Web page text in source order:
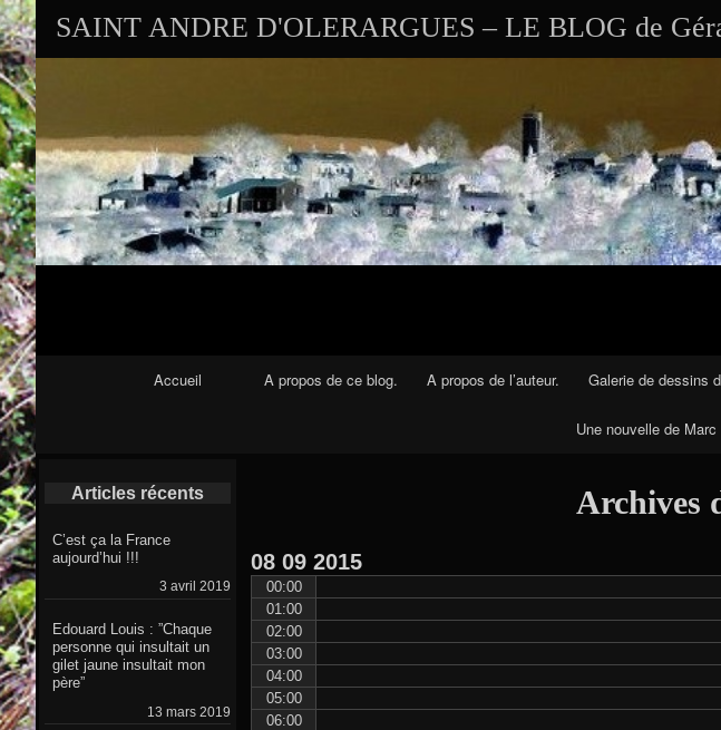
SAINT ANDRE D'OLERARGUES – LE BLOG de
Navigation Principale
Accueil A propos de ce blog. A propos de l’auteur. Galerie de dessins
Une nouvelle de
Archives
08 09 2015
00:00
01:00
02:00
03:00
04:00
05:00
06:00
Articles récents
C’est ça la France
aujourd’hui !!!
3 avril 2019
Edouard Louis : ”Chaque
personne qui insultait un
gilet jaune insultait mon
père”
13 mars 2019